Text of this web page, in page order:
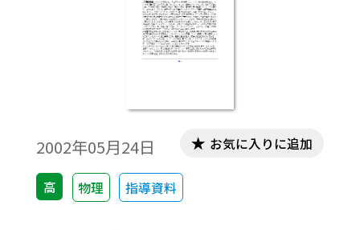
2002年05月24日
高 物理 指導資料
お気に入りに追加